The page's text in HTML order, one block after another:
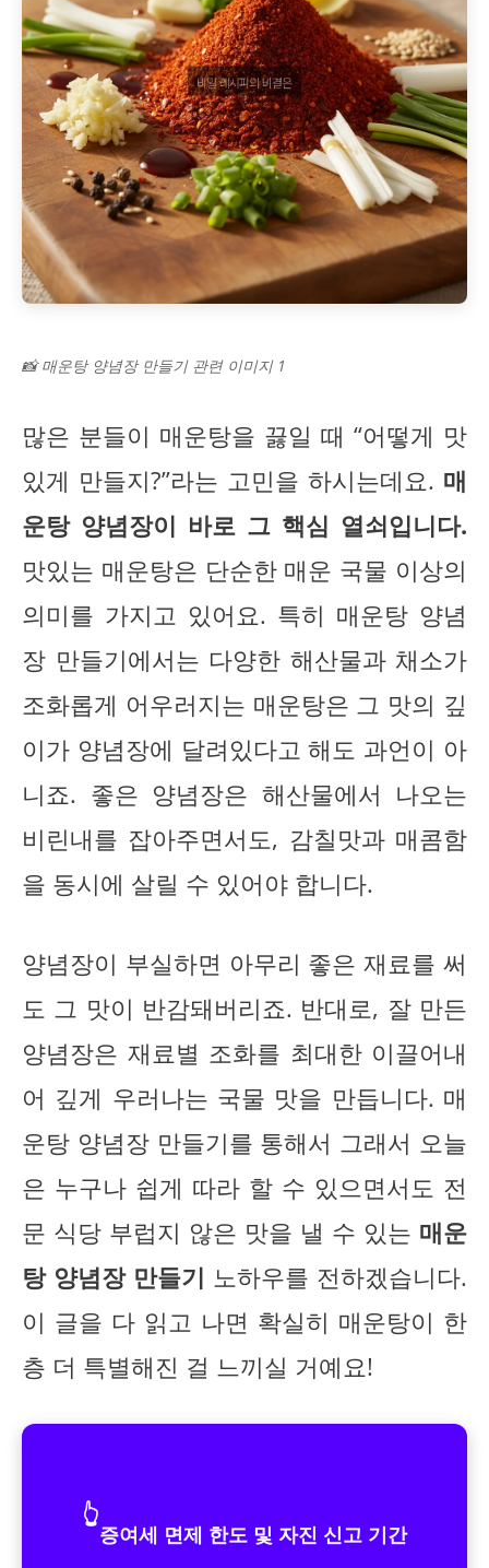
📸 매운탕 양념장 만들기 관련 이미지 1
많은 분들이 매운탕을 끓일 때 “어떻게 맛
있게 만들지?”라는 고민을 하시는데요. 매
운탕 양념장이 바로 그 핵심 열쇠입니다.
맛있는 매운탕은 단순한 매운 국물 이상의
의미를 가지고 있어요. 특히 매운탕 양념
장 만들기에서는 다양한 해산물과 채소가
조화롭게 어우러지는 매운탕은 그 맛의 깊
이가 양념장에 달려있다고 해도 과언이 아
니죠. 좋은 양념장은 해산물에서 나오는
비린내를 잡아주면서도, 감칠맛과 매콤함
을 동시에 살릴 수 있어야 합니다.
양념장이 부실하면 아무리 좋은 재료를 써
도 그 맛이 반감돼버리죠. 반대로, 잘 만든
양념장은 재료별 조화를 최대한 이끌어내
어 깊게 우러나는 국물 맛을 만듭니다. 매
운탕 양념장 만들기를 통해서 그래서 오늘
은 누구나 쉽게 따라 할 수 있으면서도 전
문 식당 부럽지 않은 맛을 낼 수 있는 매운
탕 양념장 만들기 노하우를 전하겠습니다.
이 글을 다 읽고 나면 확실히 매운탕이 한
층 더 특별해진 걸 느끼실 거예요!
👆
증여세 면제 한도 및 자진 신고 기간